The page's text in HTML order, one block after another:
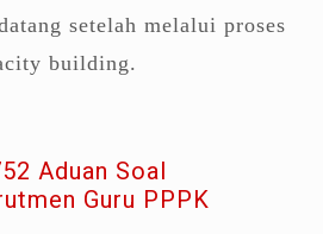
setelah melalui proses
building.
Aduan Soal
Guru PPPK